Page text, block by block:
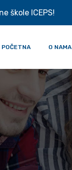
škole ICEPS!
POČETNA O NAMA